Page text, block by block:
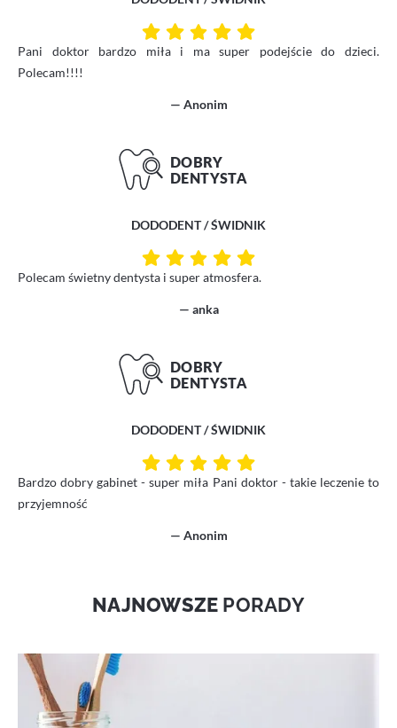
Pani doktor bardzo miła i ma super podejście do dzieci.
Polecam!!!!
— Anonim
DODODENT / ŚWIDNIK
Polecam świetny dentysta i super atmosfera.
— anka
DODODENT / ŚWIDNIK
Bardzo dobry gabinet - super miła Pani doktor - takie leczenie to
przyjemność
— Anonim
NAJNOWSZE PORADY